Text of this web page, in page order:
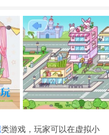
类游戏，玩家可以在虚拟小